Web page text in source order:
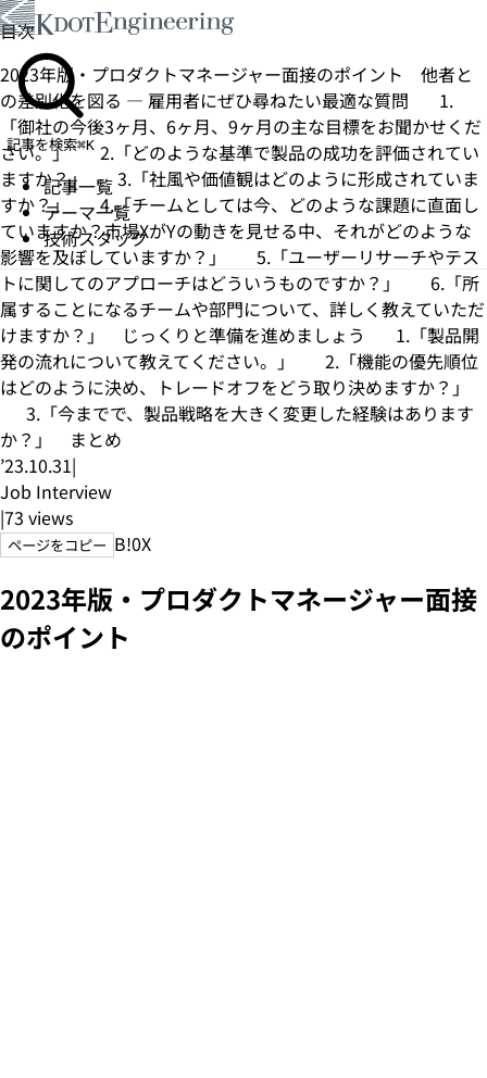
記事を検索⌘K
記事一覧
テーマ一覧
技術スタック
目次
2023年版・プロダクトマネージャー面接のポイント
他者と
の差別化を図る — 雇用者にぜひ尋ねたい最適な質問
1.
「御社の今後3ヶ月、6ヶ月、9ヶ月の主な目標をお聞かせくだ
さい。」
2.「どのような基準で製品の成功を評価されてい
ますか？」
3.「社風や価値観はどのように形成されていま
すか？」
4.「チームとしては今、どのような課題に直面し
ていますか？市場XがYの動きを見せる中、それがどのような
影響を及ぼしていますか？」
5.「ユーザーリサーチやテス
トに関してのアプローチはどういうものですか？」
6.「所
属することになるチームや部門について、詳しく教えていただ
けますか？」
じっくりと準備を進めましょう
1.「製品開
発の流れについて教えてください。」
2.「機能の優先順位
はどのように決め、トレードオフをどう取り決めますか？」
3.「今までで、製品戦略を大きく変更した経験はあります
か？」
まとめ
’23.10.31|
Job Interview
|73 views
ページをコピー B!0X
2023年版・プロダクトマネージャー面接
のポイント